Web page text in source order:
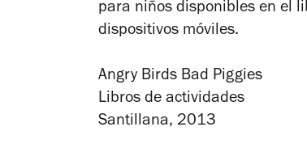
para niños disponibles en el
dispositivos móviles.
Angry Birds Bad Piggies
Libros de actividades
Santillana, 2013